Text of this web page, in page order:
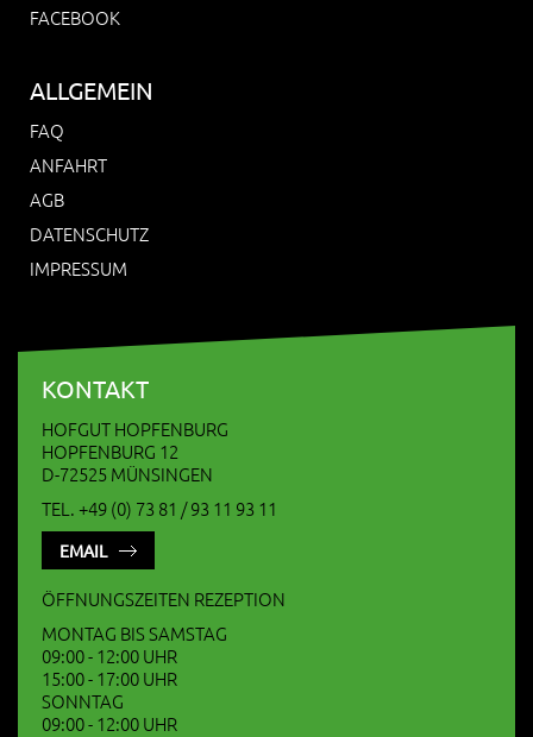
FACEBOOK
ALLGEMEIN
FAQ
ANFAHRT
AGB
DATENSCHUTZ
IMPRESSUM
KONTAKT
HOFGUT HOPFENBURG
HOPFENBURG 12
D-72525 MÜNSINGEN
TEL. +49 (0) 73 81 / 93 11 93 11
EMAIL
ÖFFNUNGSZEITEN REZEPTION
MONTAG BIS SAMSTAG
09:00 - 12:00 UHR
15:00 - 17:00 UHR
SONNTAG
09:00 - 12:00 UHR